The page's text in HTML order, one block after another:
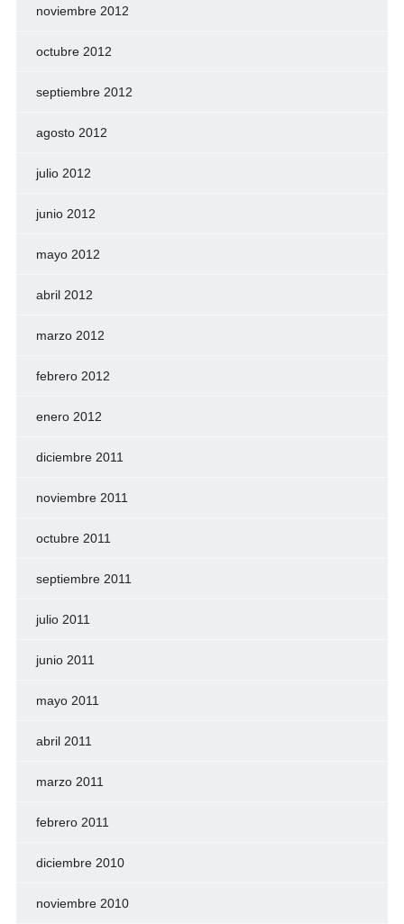
noviembre 2012
octubre 2012
septiembre 2012
agosto 2012
julio 2012
junio 2012
mayo 2012
abril 2012
marzo 2012
febrero 2012
enero 2012
diciembre 2011
noviembre 2011
octubre 2011
septiembre 2011
julio 2011
junio 2011
mayo 2011
abril 2011
marzo 2011
febrero 2011
diciembre 2010
noviembre 2010